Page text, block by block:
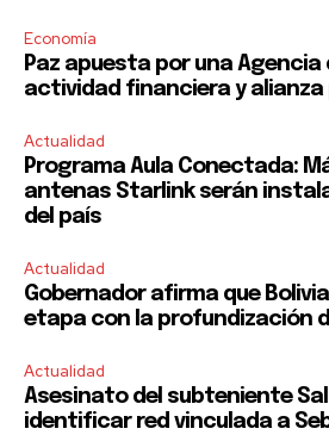
Economía
Paz apuesta por una Agencia
actividad financiera y alianza
Actualidad
Programa Aula Conectada:
antenas Starlink serán
del país
Actualidad
Gobernador afirma que
etapa con la profundización
Actualidad
Asesinato del subteniente
identificar red vinculada a